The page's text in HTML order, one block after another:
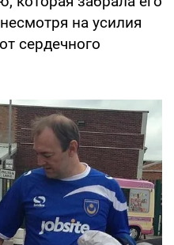
на усилия
сердечного